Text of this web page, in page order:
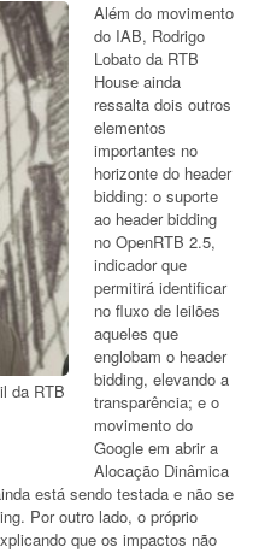
da RTB
Além do movimento
do IAB, Rodrigo
Lobato da RTB
House ainda
ressalta dois outros
elementos
importantes no
horizonte do header
bidding: o suporte
ao header bidding
no OpenRTB 2.5,
indicador que
permitirá identificar
no fluxo de leilões
aqueles que
englobam o header
bidding, elevando a
transparência; e o
movimento do
Google em abrir a
Alocação Dinâmica
está sendo testada e não se
Por outro lado, o próprio
que os impactos não